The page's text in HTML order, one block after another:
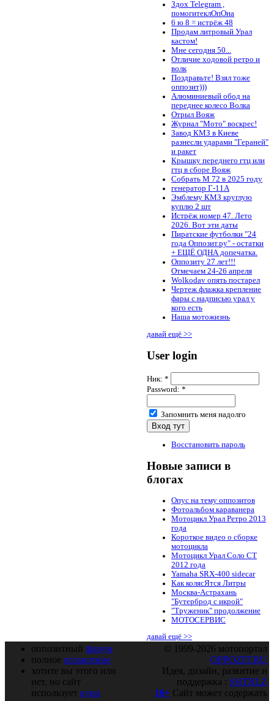
Здох Telegram ,
помогитеклОпОна
6 ю 8 = истрёж 48
Продам литровый Урал
кастом!
Мне сегодня 50...
Отличие ходовой ретро и
волк
Поздравьте! Взял тоже
оппозит)))
Алюминиевый обод на
переднее колесо Волка
Отрыл Вояж
Журнал "Мото" воскрес!
Завод КМЗ в Киеве
разнесли ударами "Гераней"
и ракет
Крышку переднего гтц или
гтц в сборе Вояж
Собрать М 72 в 2025 году
генератор Г-11А
Эмблему КМЗ круглую
куплю 2 шт
Истрёж номер 47. Лето
2026. Вот эти даты
Пиратские футболки "24
года Оппозит.ру" - остатки
+ ЕЩЁ ОДНА допечатка.
Оппозиту 27 лет!!!
Отмечаем 24-26 апреля
Wolkodav опять постарел
Чертеж флажка крепление
фары с надписью урал у
кого есть
Наша мотожизнь
давай ещё >>
User login
Ник: *
Password: *
Запомнить меня надолго
Восстановить пароль
Новые записи в
блогах
Опус на тему оппозитов
Фотоальбом караванера
Мотоцикл Урал Ретро 2013
года
Короткое видео о сборке
мотоцикла
Мотоцикл Урал Соло СТ
2012 года
Yamaha SRX-400 sidecar
Как колясЯтся Литры
Москва-Астрахань
"Бутерброд с икрой"
"Труженик" продолжение
МОТОСЕРВИС
давай ещё >>
оппозитный форум
полное оглавление
хотите вы этого или
нет, но сайт
использует куки
© 1999-2026 мотопортал
OPPOZIT.RU
Идея, дизайн, развитие и
поддержка : SHTRLZ
16+ Сайт может содержать